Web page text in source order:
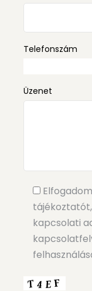
Telefonszám
Üzenet
kapcsolati